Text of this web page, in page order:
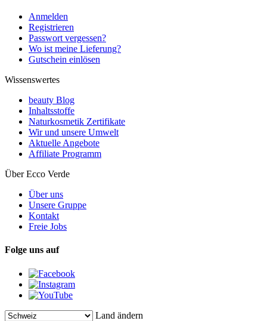
Anmelden
Registrieren
Passwort vergessen?
Wo ist meine Lieferung?
Gutschein einlösen
Wissenswertes
beauty Blog
Inhaltsstoffe
Naturkosmetik Zertifikate
Wir und unsere Umwelt
Aktuelle Angebote
Affiliate Programm
Über Ecco Verde
Über uns
Unsere Gruppe
Kontakt
Freie Jobs
Folge uns auf
Land ändern